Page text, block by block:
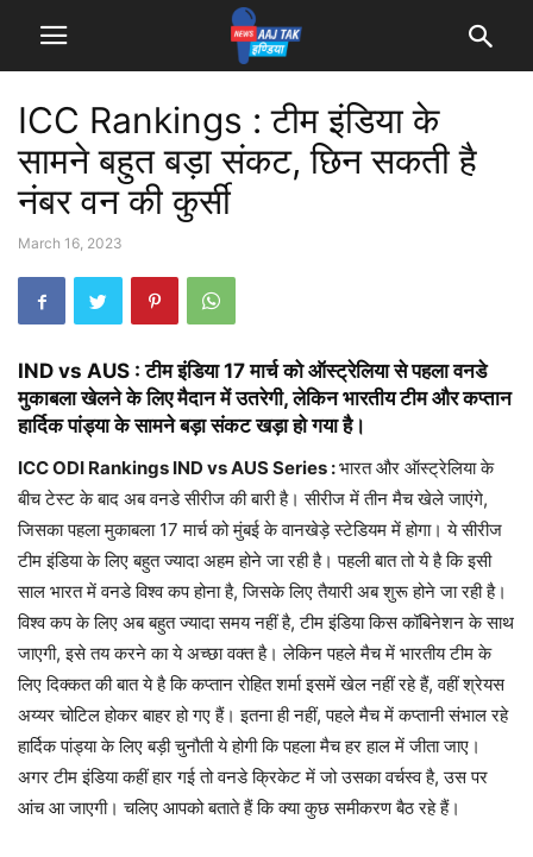
ICC Rankings : टीम इंडिया के
सामने बहुत बड़ा संकट, छिन सकती है
नंबर वन की कुर्सी
March 16, 2023
IND vs AUS : टीम इंडिया 17 मार्च को ऑस्ट्रेलिया से पहला वनडे
मुकाबला खेलने के लिए मैदान में उतरेगी, लेकिन भारतीय टीम और कप्तान
हार्दिक पांड्या के सामने बड़ा संकट खड़ा हो गया है।
ICC ODI Rankings IND vs AUS Series :भारत और ऑस्ट्रेलिया के
बीच टेस्ट के बाद अब वनडे सीरीज की बारी है। सीरीज में तीन मैच खेले जाएंगे,
जिसका पहला मुकाबला 17 मार्च को मुंबई के वानखेड़े स्टेडियम में होगा। ये सीरीज
टीम इंडिया के लिए बहुत ज्यादा अहम होने जा रही है। पहली बात तो ये है कि इसी
साल भारत में वनडे विश्व कप होना है, जिसके लिए तैयारी अब शुरू होने जा रही है।
विश्व कप के लिए अब बहुत ज्यादा समय नहीं है, टीम इंडिया किस कॉबिनेशन के साथ
जाएगी, इसे तय करने का ये अच्छा वक्त है। लेकिन पहले मैच में भारतीय टीम के
लिए दिक्कत की बात ये है कि कप्तान रोहित शर्मा इसमें खेल नहीं रहे हैं, वहीं श्रेयस
अय्यर चोटिल होकर बाहर हो गए हैं। इतना ही नहीं, पहले मैच में कप्तानी संभाल रहे
हार्दिक पांड्या के लिए बड़ी चुनौती ये होगी कि पहला मैच हर हाल में जीता जाए।
अगर टीम इंडिया कहीं हार गई तो वनडे क्रिकेट में जो उसका वर्चस्व है, उस पर
आंच आ जाएगी। चलिए आपको बताते हैं कि क्या कुछ समीकरण बैठ रहे हैं।